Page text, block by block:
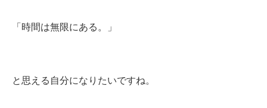
「時間は無限にある。」
と思える自分になりたいですね。